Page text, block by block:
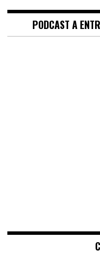
PODCAST A